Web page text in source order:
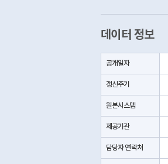
데이터 정보
공개일자
갱신주기
원본시스템
제공기관
담당자 연락처